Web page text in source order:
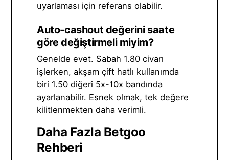
uyarlaması için referans olabilir.
Auto-cashout değerini saate
göre değiştirmeli miyim?
Genelde evet. Sabah 1.80 civarı
işlerken, akşam çift hatlı kullanımda
biri 1.50 diğeri 5x-10x bandında
ayarlanabilir. Esnek olmak, tek değere
kilitlenmekten daha verimli.
Daha Fazla Betgoo
Rehberi